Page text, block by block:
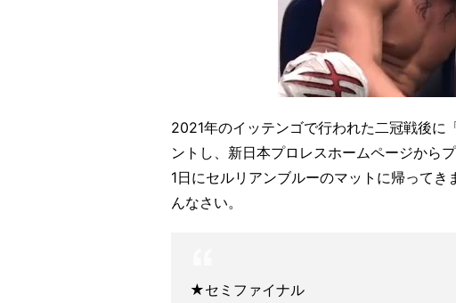
2021年のイッテンゴで行われた二冠戦後
ントし、新日本プロレスホームページから
1日にセルリアンブルーのマットに帰って
んなさい。
★セミファイナル